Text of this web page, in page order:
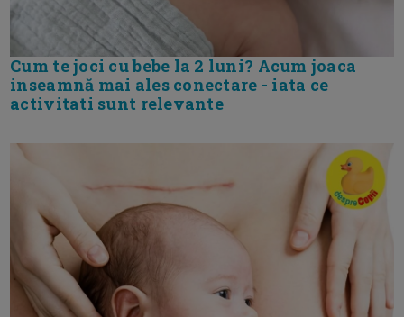
Cum te joci cu bebe la 2 luni? Acum joaca
inseamnă mai ales conectare - iata ce
activitati sunt relevante